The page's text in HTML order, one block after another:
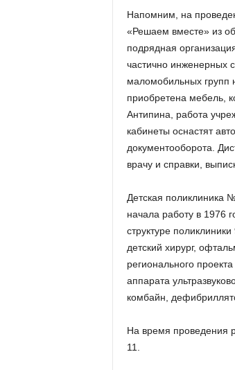
Напомним, на
«Решаем вместе» из
подрядная
частично инженерных
маломобильных групп
приобретена мебель,
Антипина, работа
кабинеты оснастят
документооборота.
врачу и справки,
Детская поликлиника
начала работу в 1976
структуре
детский хирург,
регионального
аппарата
комбайн,
На время проведения
11.